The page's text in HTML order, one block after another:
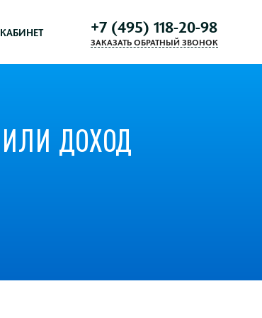
+7 (495) 118-20-98
ЗАКАЗАТЬ ОБРАТНЫЙ ЗВОНОК
ДОХОД